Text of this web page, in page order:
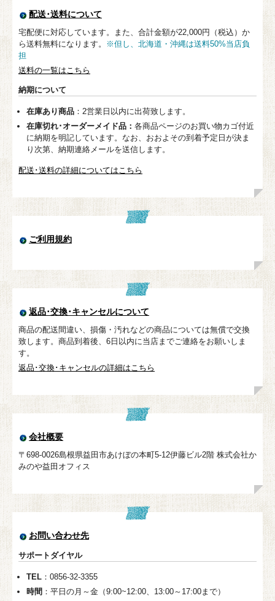
配送･送料について
宅配便に対応しています。また、合計金額が22,000円（税込）か
ら送料無料になります。
※但し、北海道・沖縄は送料50%当店負
担
送料の一覧はこちら
納期について
在庫あり商品：2営業日以内に出荷致します。
在庫切れ･オーダーメイド品： 各商品ページのお買い物カゴ付近
に納期を明記しています。なお、おおよその到着予定日が決ま
り次第、納期連絡メールを送信します。
配送･送料の詳細についてはこちら
ご利用規約
返品･交換･キャンセルについて
商品の配送間違い、損傷・汚れなどの商品については無償で交換
致します。商品到着後、6日以内に当店までご連絡をお願いしま
す。
返品･交換･キャンセルの詳細はこちら
会社概要
〒698-0026島根県益田市あけぼの本町5-12伊藤ビル2階 株式会社か
みのや益田オフィス
お問い合わせ先
サポートダイヤル
TEL：0856-32-3355
時間：平日の月～金（9:00~12:00、13:00～17:00まで）